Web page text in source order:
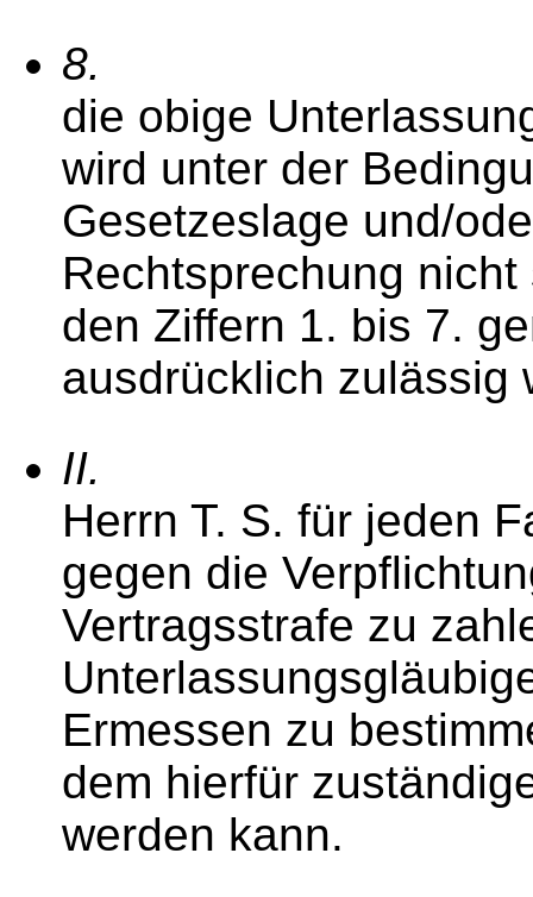
8.
die obige
wird unter der
Gesetzeslage und/
Rechtsprechung
den Ziffern 1. bis 7.
ausdrücklich zulässig
II.
Herrn T. S. für jeden
gegen die
Vertragsstrafe zu
Ermessen zu
dem hierfür
werden kann.